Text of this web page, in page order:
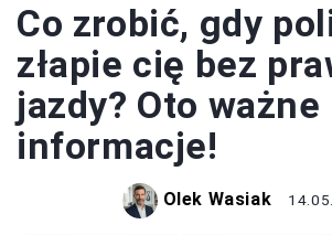
Co zrobić, gdy
złapie cię bez
jazdy? Oto ważne
informacje!
Olek Wasiak